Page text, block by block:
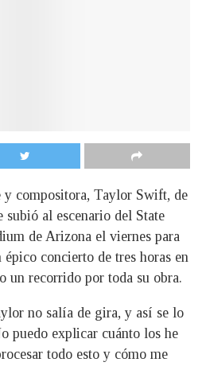
y compositora, Taylor Swift, de
subió al escenario del State
de Arizona el viernes para
épico concierto de tres horas en
un recorrido por toda su obra.
no salía de gira, y así se lo
puedo explicar cuánto los he
todo esto y cómo me